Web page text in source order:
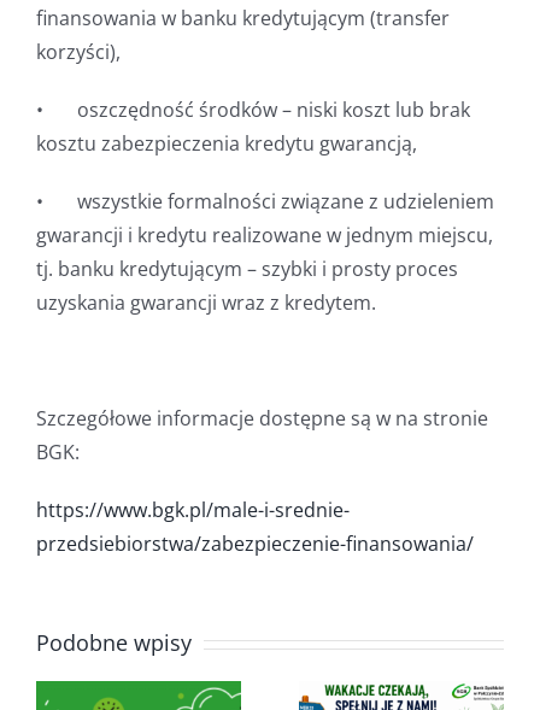
finansowania w banku kredytującym (transfer
korzyści),
• oszczędność środków – niski koszt lub brak
kosztu zabezpieczenia kredytu gwarancją,
• wszystkie formalności związane z udzieleniem
gwarancji i kredytu realizowane w jednym miejscu,
tj. banku kredytującym – szybki i prosty proces
uzyskania gwarancji wraz z kredytem.
Szczegółowe informacje dostępne są w na stronie
BGK:
https://www.bgk.pl/male-i-srednie-
przedsiebiorstwa/zabezpieczenie-finansowania/
Podobne wpisy